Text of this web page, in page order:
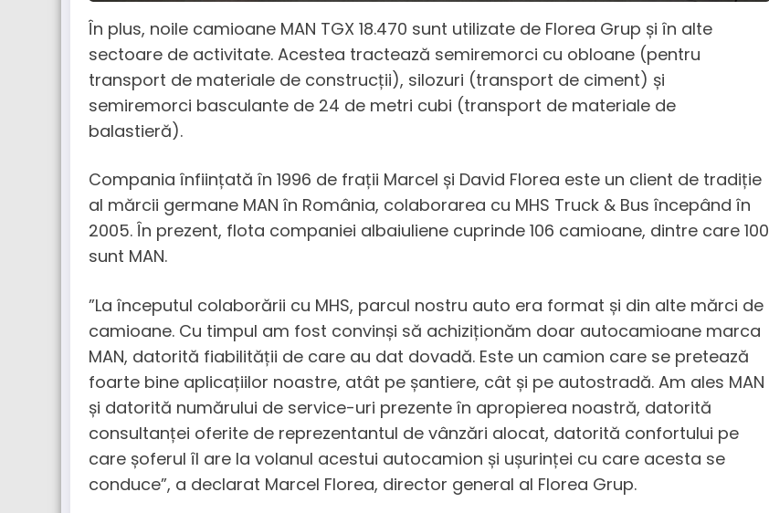
În plus, noile camioane MAN TGX 18.470 sunt utilizate de Florea Grup și în alte
sectoare de activitate. Acestea tractează semiremorci cu obloane (pentru
transport de materiale de construcții), silozuri (transport de ciment) și
semiremorci basculante de 24 de metri cubi (transport de materiale de
balastieră).
Compania înființată în 1996 de frații Marcel și David Florea este un client de tradiție
al mărcii germane MAN în România, colaborarea cu MHS Truck & Bus începând în
2005. În prezent, flota companiei albaiuliene cuprinde 106 camioane, dintre care 100
sunt MAN.
”La începutul colaborării cu MHS, parcul nostru auto era format și din alte mărci de
camioane. Cu timpul am fost convinși să achiziționăm doar autocamioane marca
MAN, datorită fiabilității de care au dat dovadă. Este un camion care se pretează
foarte bine aplicațiilor noastre, atât pe șantiere, cât și pe autostradă. Am ales MAN
și datorită numărului de service-uri prezente în apropierea noastră, datorită
consultanței oferite de reprezentantul de vânzări alocat, datorită confortului pe
care șoferul îl are la volanul acestui autocamion și ușurinței cu care acesta se
conduce”, a declarat Marcel Florea, director general al Florea Grup.